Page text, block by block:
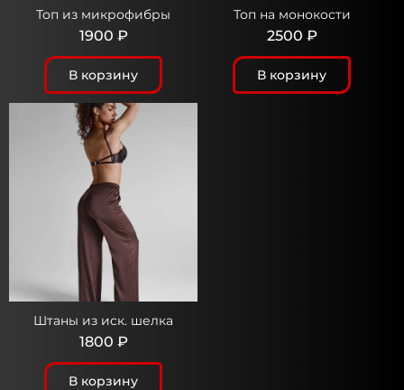
Топ из микрофибры
1900 ₽
В корзину
Топ на монокости
2500 ₽
В корзину
Штаны из иск. шелка
1800 ₽
В корзину